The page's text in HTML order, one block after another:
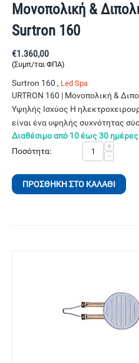
Μονοπολική &
Surtron 160
€1.360,00
(Συμπ/ται ΦΠΑ)
Surtron 160 , Led Spa
URTRON 160 | Μονοπολική &
Υψηλής Ισχύος Η
είναι ένα υψηλής συχνότητας
Διαθέσιμο από 10 έως 30 ημέρες
Ποσότητα:
+
−
ΠΡΟΣΘΉΚΗ ΣΤΟ ΚΑΛΆΘΙ